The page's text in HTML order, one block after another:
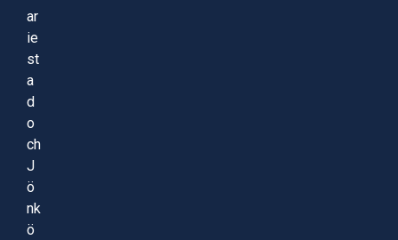
ar
ie
st
a
d
o
ch
J
ö
nk
ö